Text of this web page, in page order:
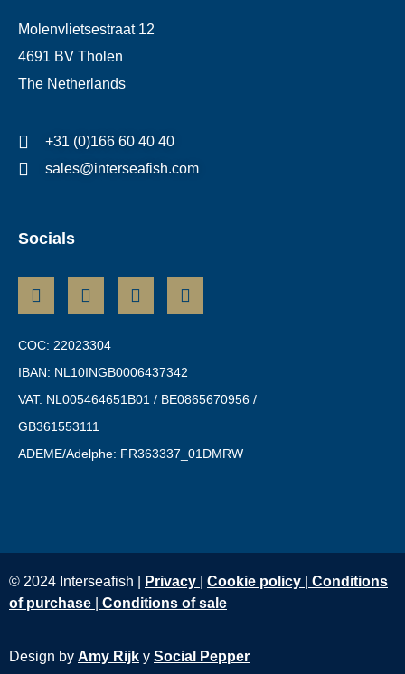
Molenvlietsestraat 12
4691 BV Tholen
The Netherlands
+31 (0)166 60 40 40
sales@interseafish.com
Socials
COC: 22023304
IBAN: NL10INGB0006437342
VAT: NL005464651B01 / BE0865670956 /
GB361553111
ADEME/Adelphe: FR363337_01DMRW
© 2024 Interseafish | Privacy Cookie policy
Conditions
of purchase
Conditions of sale
Design by Amy Rijk y Social Pepper